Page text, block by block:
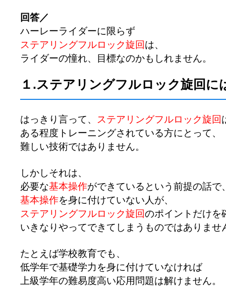
回答／
ハーレーライダーに限らず
ステアリングフルロック旋回は、
ライダーの憧れ、目標なのかもしれません。
１.ステアリングフルロック旋回に
はっきり言って、 ステアリングフルロック旋回
ある程度トレーニングされている方にとって、
難しい技術ではありません。
しかしそれは、
必要な基本操作ができているという前提の話で
基本操作を身に付けていない人が、
ステアリングフルロック旋回のポイントだけを
いきなりやってできてしまうものではありませ
たとえば学校教育でも、
低学年で基礎学力を身に付けていなければ
上級学年の難易度高い応用問題は解けません。